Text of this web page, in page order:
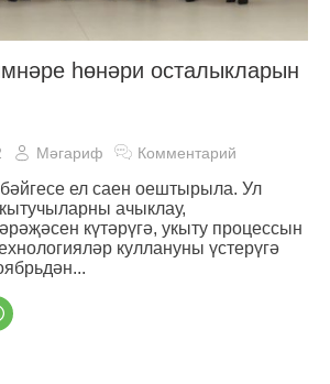
һөнәри осталыкларын
Мәгариф Комментарий
ел саен оештырыла. Ул
ачыклау,
күтәрүгә, укыту процессын
куллануны үстерүгә